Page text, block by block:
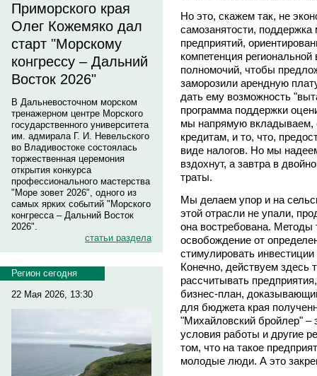
Приморского края
Олег Кожемяко дал
старт "Морскому
конгрессу – Дальний
Восток 2026"
В Дальневосточном морском
тренажерном центре Морского
государственного университета
им. адмирала Г. И. Невельского
во Владивостоке состоялась
торжественная церемония
открытия конкурса
профессионального мастерства
"Море зовет 2026", одного из
самых ярких событий "Морского
конгресса – Дальний Восток
2026".
статьи раздела
Регион сегодня
22 Мая 2026, 13:30
Но это, скажем так, не
самозанятости, поддержка
предприятий,
компетенция
полномочий, чтобы
заморозили арендную
дать ему возможность
программа поддержки
мы напрямую вкладываем,
кредитам, и то, что,
виде налогов. Но мы
вздохнут, а завтра в
траты.
Мы делаем упор и на
этой отрасли не упали,
она востребована. Методы
освобождение от
стимулировать
Конечно, действуем здесь
рассчитывать
бизнес-план,
для бюджета края
"Михайловский бройлер" –
условия работы и другие
том, что на такое
молодые люди. А это